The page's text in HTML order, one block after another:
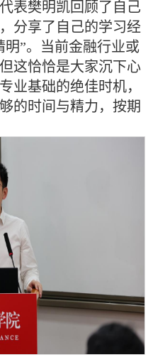
表樊明凯回顾了自己
分享了自己的学习经
明”。当前金融行业或
这恰恰是大家沉下心
业基础的绝佳时机，
的时间与精力，按期